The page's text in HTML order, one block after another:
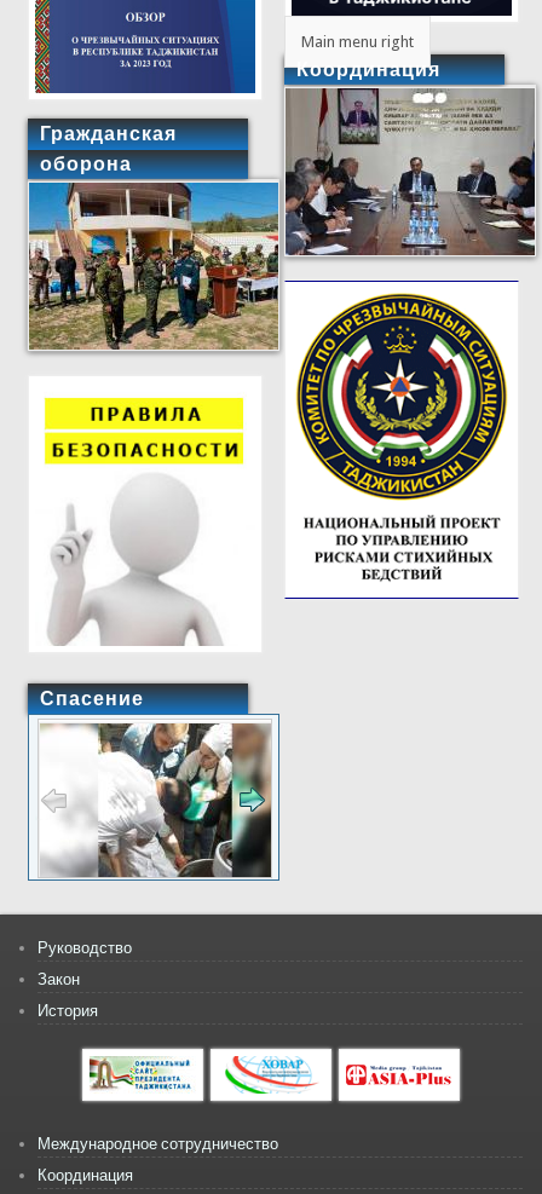
Гражданская
оборона
Спасение
Main menu right
Координация
Руководство
Закон
История
Международное сотрудничество
Координация